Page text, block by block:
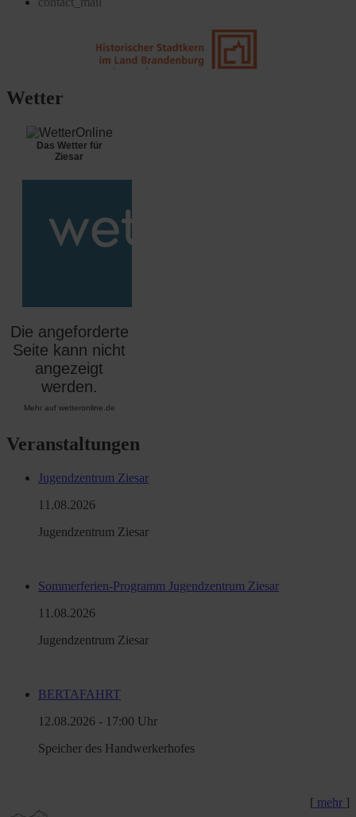
Wetter
Das Wetter für
Ziesar
Mehr auf wetteronline.de
Veranstaltungen
Jugendzentrum Ziesar
11.​08.​2026
Jugendzentrum Ziesar
Sommerferien-Programm Jugendzentrum Ziesar
11.​08.​2026
Jugendzentrum Ziesar
BERTAFAHRT
12.​08.​2026 - 17:00 Uhr
Speicher des Handwerkerhofes
[ mehr ]